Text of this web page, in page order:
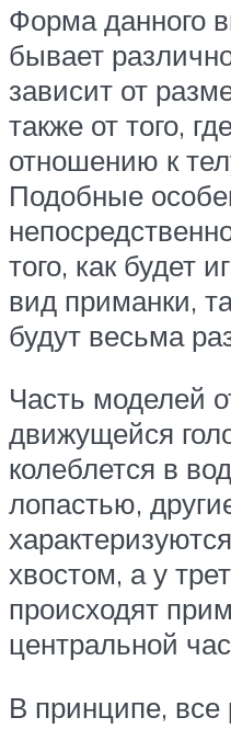
Форма данного
бывает
зависит от
также от того,
отношению к
Подобные
того, как будет
вид приманки,
будут весьма
Часть моделей
движущейся
колеблется в
лопастью,
хвостом, а у
происходят
центральной
В принципе, все